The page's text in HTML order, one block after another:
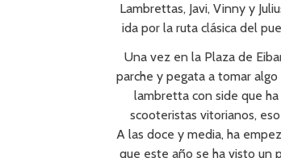
Lambrettas, Javi, Vinny y
ida por la ruta clásica del
Una vez en la Plaza de
parche y pegata a tomar
lambretta con side que
scooteristas vitorianos,
A las doce y media, ha
que este año se ha visto un